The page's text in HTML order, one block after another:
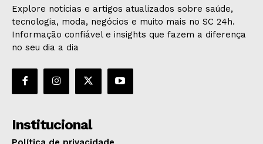
Explore notícias e artigos atualizados sobre saúde,
tecnologia, moda, negócios e muito mais no SC 24h.
Informação confiável e insights que fazem a diferença
no seu dia a dia
Institucional